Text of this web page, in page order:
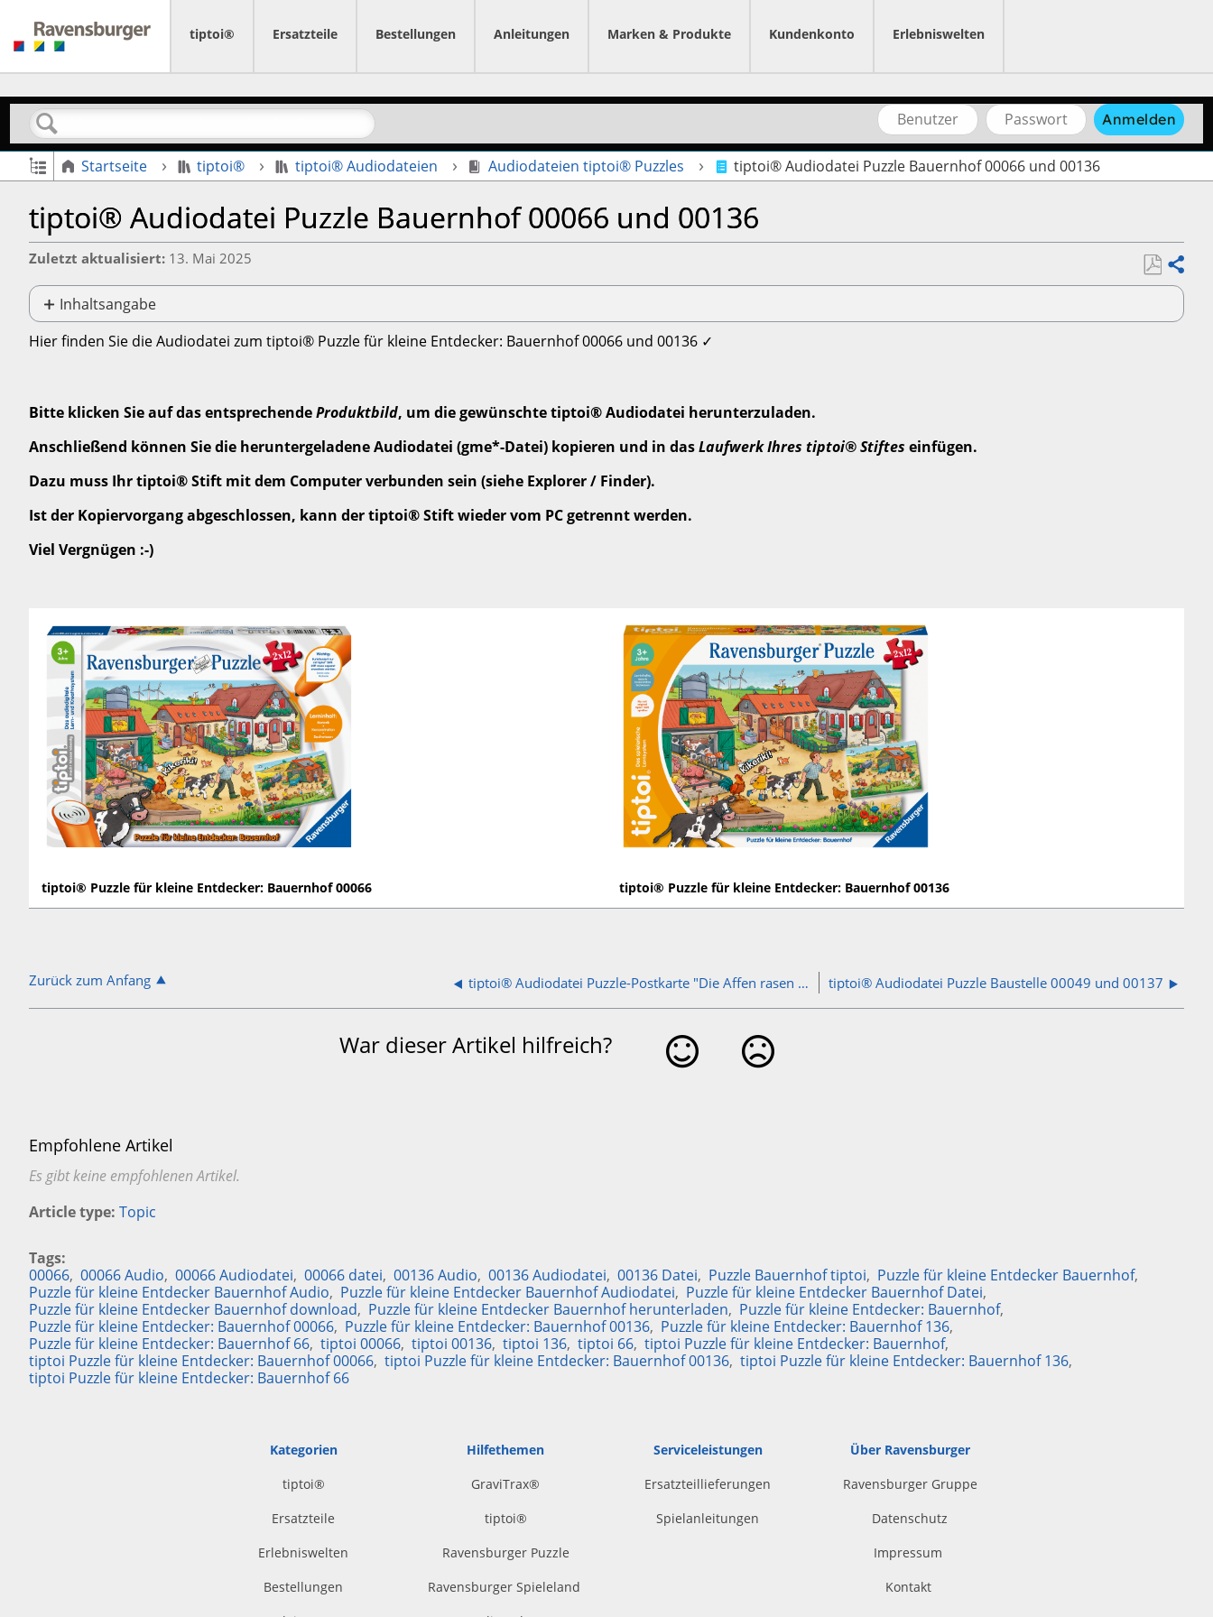
tiptoi® Ersatzteile Bestellungen Anleitungen Marken & Produkte Kundenkonto Erlebniswelten
Suchen
Benutzername Passwort Anmelden
Globale Hierarchie auf- und zuklappen
Startseite tiptoi® tiptoi® Audiodateien Audiodateien tiptoi® Puzzles tiptoi® Audiodatei Puzzle Bauernhof 00066 und 00136
tiptoi® Audiodatei Puzzle Bauernhof 00066 und 00136
Zuletzt aktualisiert 13. Mai 2025
Als
speichern
Teilen
Inhaltsangabe
Keine
Header
Hier finden Sie die Audiodatei zum tiptoi® Puzzle für kleine Entdecker: Bauernhof 00066 und 00136 ✓
Bitte klicken Sie auf das entsprechendeProduktbild, um die gewünschte tiptoi® Audiodatei herunterzuladen.
Anschließend können Sie die heruntergeladene Audiodatei (gme*-Datei) kopieren und in dasLaufwerk Ihres tiptoi® Stiftes einfügen.
Dazu muss Ihr tiptoi® Stift mit dem Computer verbunden sein (siehe Explorer / Finder).
Ist der Kopiervorgang abgeschlossen, kann der tiptoi® Stift wieder vom PC getrennt werden.
Viel Vergnügen :-)
tiptoi® Puzzle für kleine Entdecker: Bauernhof 00066 tiptoi® Puzzle für kleine Entdecker: Bauernhof 00136
Zurück zum Anfang tiptoi® Audiodatei Puzzle-Postkarte "Die Affen rasen durch den Wald" 80010 tiptoi® Audiodatei Puzzle Baustelle 00049 und 00137
War dieser Artikel hilfreich?
Empfohlene Artikel
Es gibt keine empfohlenen Artikel.
Article type Topic
Tags
00066 00066 Audio 00066 Audiodatei 00066 datei 00136 Audio 00136 Audiodatei 00136 Datei Puzzle Bauernhof tiptoi
Puzzle für kleine Entdecker Bauernhof
Puzzle für kleine Entdecker Bauernhof Audio
Puzzle für kleine Entdecker Bauernhof Audiodatei
Puzzle für kleine Entdecker Bauernhof Datei
Puzzle für kleine Entdecker Bauernhof download
Puzzle für kleine Entdecker Bauernhof herunterladen
Puzzle für kleine Entdecker: Bauernhof
Puzzle für kleine Entdecker: Bauernhof 00066 Puzzle für kleine Entdecker: Bauernhof 00136 Puzzle für kleine Entdecker: Bauernhof 136
Puzzle für kleine Entdecker: Bauernhof 66 tiptoi 00066 tiptoi 00136 tiptoi 136 tiptoi 66 tiptoi Puzzle für kleine Entdecker: Bauernhof
tiptoi Puzzle für kleine Entdecker: Bauernhof 00066 tiptoi Puzzle für kleine Entdecker: Bauernhof 00136 tiptoi Puzzle für kleine Entdecker: Bauernhof 136
tiptoi Puzzle für kleine Entdecker: Bauernhof 66
Kategorien
tiptoi®
Ersatzteile
Erlebniswelten
Bestellungen
Hilfethemen
GraviTrax®
tiptoi®
Ravensburger Puzzle
Ravensburger Spieleland
Serviceleistungen
Ersatzteillieferungen
Spielanleitungen
Über Ravensburger
Ravensburger Gruppe
Datenschutz
Impressum
Kontakt